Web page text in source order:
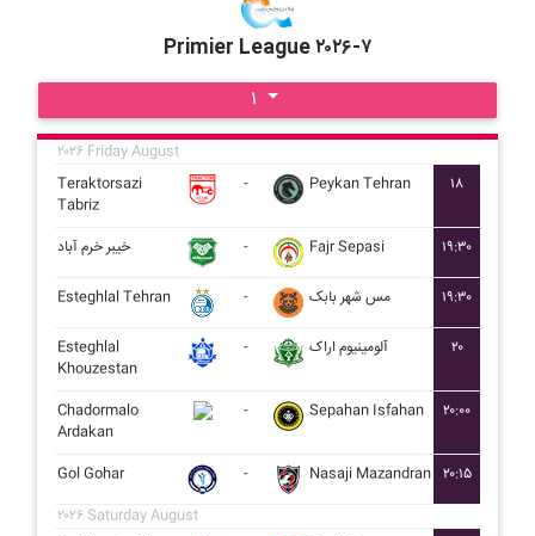
Primier League ۲۰۲۶-۷
۱
۲۰۲۶ Friday August
Teraktorsazi
Tabriz
- Peykan Tehran ۱۸
خيبر خرم آباد - Fajr Sepasi ۱۹:۳۰
Esteghlal Tehran - مس شهر بابک ۱۹:۳۰
Esteghlal
Khouzestan
- آلومينيوم اراک ۲۰
Chadormalo
Ardakan
- Sepahan Isfahan ۲۰:۰۰
Gol Gohar - Nasaji Mazandran ۲۰:۱۵
۲۰۲۶ Saturday August